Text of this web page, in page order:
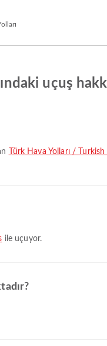
uçuş
Türk Hava Yolları /
ile uçuyor.